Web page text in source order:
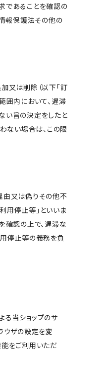
であることを確認の
報保護法その他の
又は削除（以下「訂
囲内において、遅滞
い旨の決定をしたと
ない場合は、この限
由又は偽りその他不
用停止等」といいま
確認の上で、遅滞な
停止等の義務を負
る当ショップのサ
ウザの設定を変
をご利用いただ